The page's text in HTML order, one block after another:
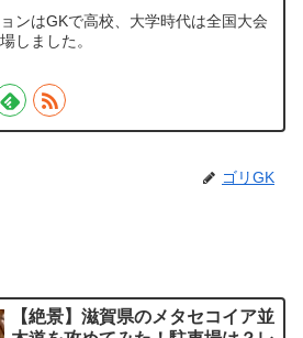
ンはGKで高校、大学時代は全国大会
しました。
ゴリGK
【絶景】滋賀県のメタセコイア並